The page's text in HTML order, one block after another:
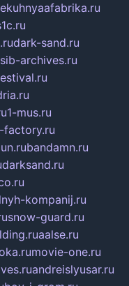
dark-sand.ru
sib-archives.ru
1-mus.ru
factory.ru
bandamn.ru
darksand.ru
kompanij.ru
snow-guard.ru
aalse.ru
movie-one.ru
andreislyusar.ru